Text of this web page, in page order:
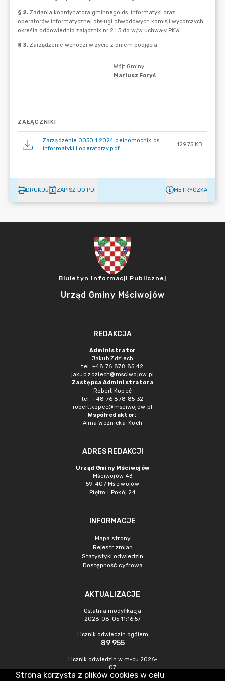
ZAŁĄCZNIKI
Zarządzenie 0050.1.2024 pełnomocnik ds
informatyki i operatorzy.pdf
129.75 KB
DRUKUJ ZAPISZ DO PDF METRYCZKA
Biuletyn Informacji Publicznej
Urząd Gminy Mściwojów
REDAKCJA
Administrator
Jakub Zdziech
tel. +48 76 878 85 42
jakub.zdziech@msciwojow.pl
Zastępca Administratora
Robert Kopeć
tel. +48 76 878 85 32
robert.kopec@msciwojow.pl
Współredaktor:
Alina Woźnicka-Koch
ADRES REDAKCJI
Urząd Gminy Mściwojów
Mściwojów 43
59-407 Mściwojów
Piętro I Pokój 24
INFORMACJE
Mapa strony
Rejestr zmian
Statystyki odwiedzin
Dostępność cyfrowa
AKTUALIZACJE
Ostatnia modyfikacja
2026-08-05 11:16:57
Licznik odwiedzin ogółem
89 955
Licznik odwiedzin w m-cu 2026-
07
434
Strona korzysta z plików cookies w celu